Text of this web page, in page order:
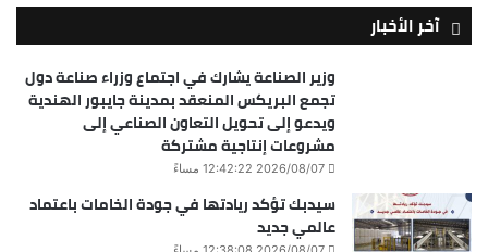
آخر الأخبار
وزير الصناعة يشارك في اجتماع وزراء صناعة دول
تجمع البريكس المنعقد بمدينة جايبور الهندية
ويدعو إلى تحويل التعاون الصناعي إلى
مشروعات إنتاجية مشتركة
2026/08/07 12:42:22 مساءً
سيدبك تؤكد ريادتها في جودة الخامات باعتماد
عالمي جديد